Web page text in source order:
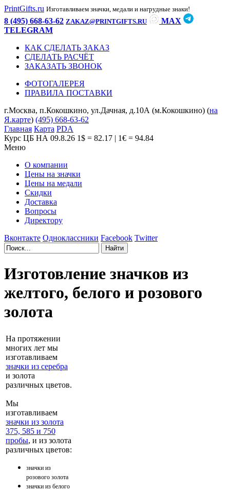
PrintGifts.ru Изготавливаем значки, медали и нагрудные знаки!
8 (495) 668-63-62 ZAKAZ@PRINTGIFTS.RU
MAX
TELEGRAM
КАК СДЕЛАТЬ ЗАКАЗ
СДЕЛАТЬ РАСЧЁТ
ЗАКАЗАТЬ ЗВОНОК
ФОТОГАЛЕРЕЯ
ПРАВИЛА ПОСТАВКИ
г.Москва, п.Кокошкино, ул.Дачная, д.10А (м.Кокошкино) (на
Я.карте) (495) 668-63-62
Главная Карта PDA
Курс ЦБ НА 09.8.26 1$ = 82.17 | 1€ = 94.84
Меню
О компании
Цены на значки
Цены на медали
Скидки
Доставка
Вопросы
Директору
Вконтакте Одноклассники Facebook Twitter
Изготовление значков из
желтого, белого и розового
золота
На протяжении
многих лет мы
изготавливаем
значки из серебра
и золота
различных цветов.
Мы
изготавливаем
значки из золота
375, 585 и 750
пробы, и из золота
различных цветов:
значки из
розового золота
значки из белого